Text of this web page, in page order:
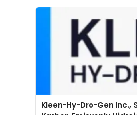
Kleen-Hy-Dro-Gen Inc.,